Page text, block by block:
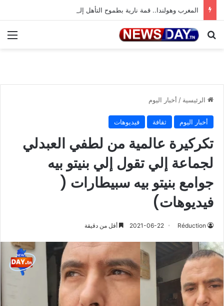
المغرب وهولندا.. قمة نارية بطموح التأهل إلى ثمن النهائي
بحث عن
الرئيسية / أخبار اليوم
أخبار اليوم ثقافة فيديوهات
تكركيرة عالمية من لطفي العبدلي
لجماعة إلي تقول إلي بنيتو بيه
جوامع بنيتو بيه سبيطارات (
فيديوهات)
Réduction
2021-06-22 أقل من دقيقة